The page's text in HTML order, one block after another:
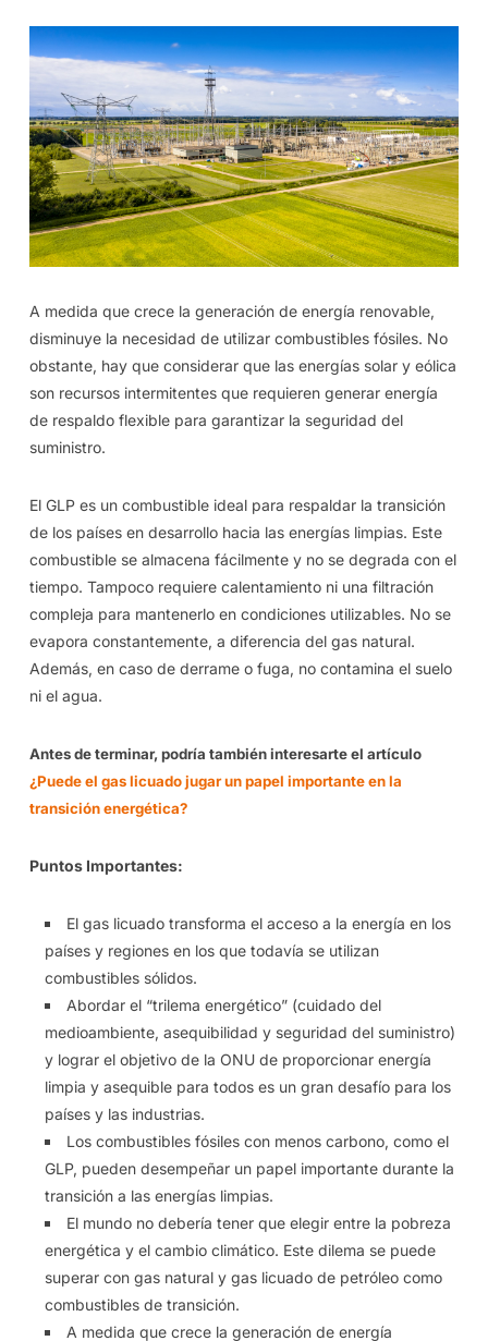
A medida que crece la generación de energía renovable,
disminuye la necesidad de utilizar combustibles fósiles. No
obstante, hay que considerar que las energías solar y eólica
son recursos intermitentes que requieren generar energía
de respaldo flexible para garantizar la seguridad del
suministro.
El GLP es un combustible ideal para respaldar la transición
de los países en desarrollo hacia las energías limpias. Este
combustible se almacena fácilmente y no se degrada con el
tiempo. Tampoco requiere calentamiento ni una filtración
compleja para mantenerlo en condiciones utilizables. No se
evapora constantemente, a diferencia del gas natural.
Además, en caso de derrame o fuga, no contamina el suelo
ni el agua.
Antes de terminar, podría también interesarte el artículo
¿Puede el gas licuado jugar un papel importante en la
transición energética?
Puntos Importantes:
El gas licuado transforma el acceso a la energía en los
países y regiones en los que todavía se utilizan
combustibles sólidos.
Abordar el “trilema energético” (cuidado del
medioambiente, asequibilidad y seguridad del suministro)
y lograr el objetivo de la ONU de proporcionar energía
limpia y asequible para todos es un gran desafío para los
países y las industrias.
Los combustibles fósiles con menos carbono, como el
GLP, pueden desempeñar un papel importante durante la
transición a las energías limpias.
El mundo no debería tener que elegir entre la pobreza
energética y el cambio climático. Este dilema se puede
superar con gas natural y gas licuado de petróleo como
combustibles de transición.
A medida que crece la generación de energía